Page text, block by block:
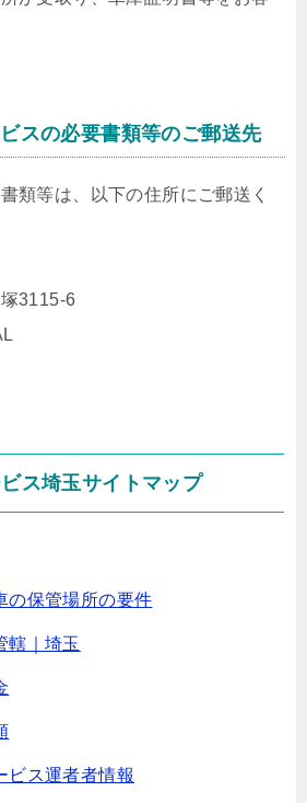
スの必要書類等のご郵送先
類等は、以下の住所にご郵送く
3115-6
ス埼玉サイトマップ
の保管場所の要件
轄｜埼玉
ビス運者者情報